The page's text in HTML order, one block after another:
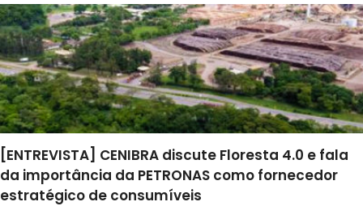
[ENTREVISTA] CENIBRA discute Floresta 4.0 e fala
da importância da PETRONAS como fornecedor
estratégico de consumíveis